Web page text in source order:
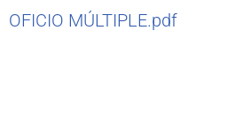
OFICIO MÚLTIPLE.pdf